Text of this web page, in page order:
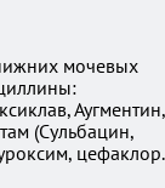
мочевых
Аугментин,
(Сульбацин,
цефаклор.